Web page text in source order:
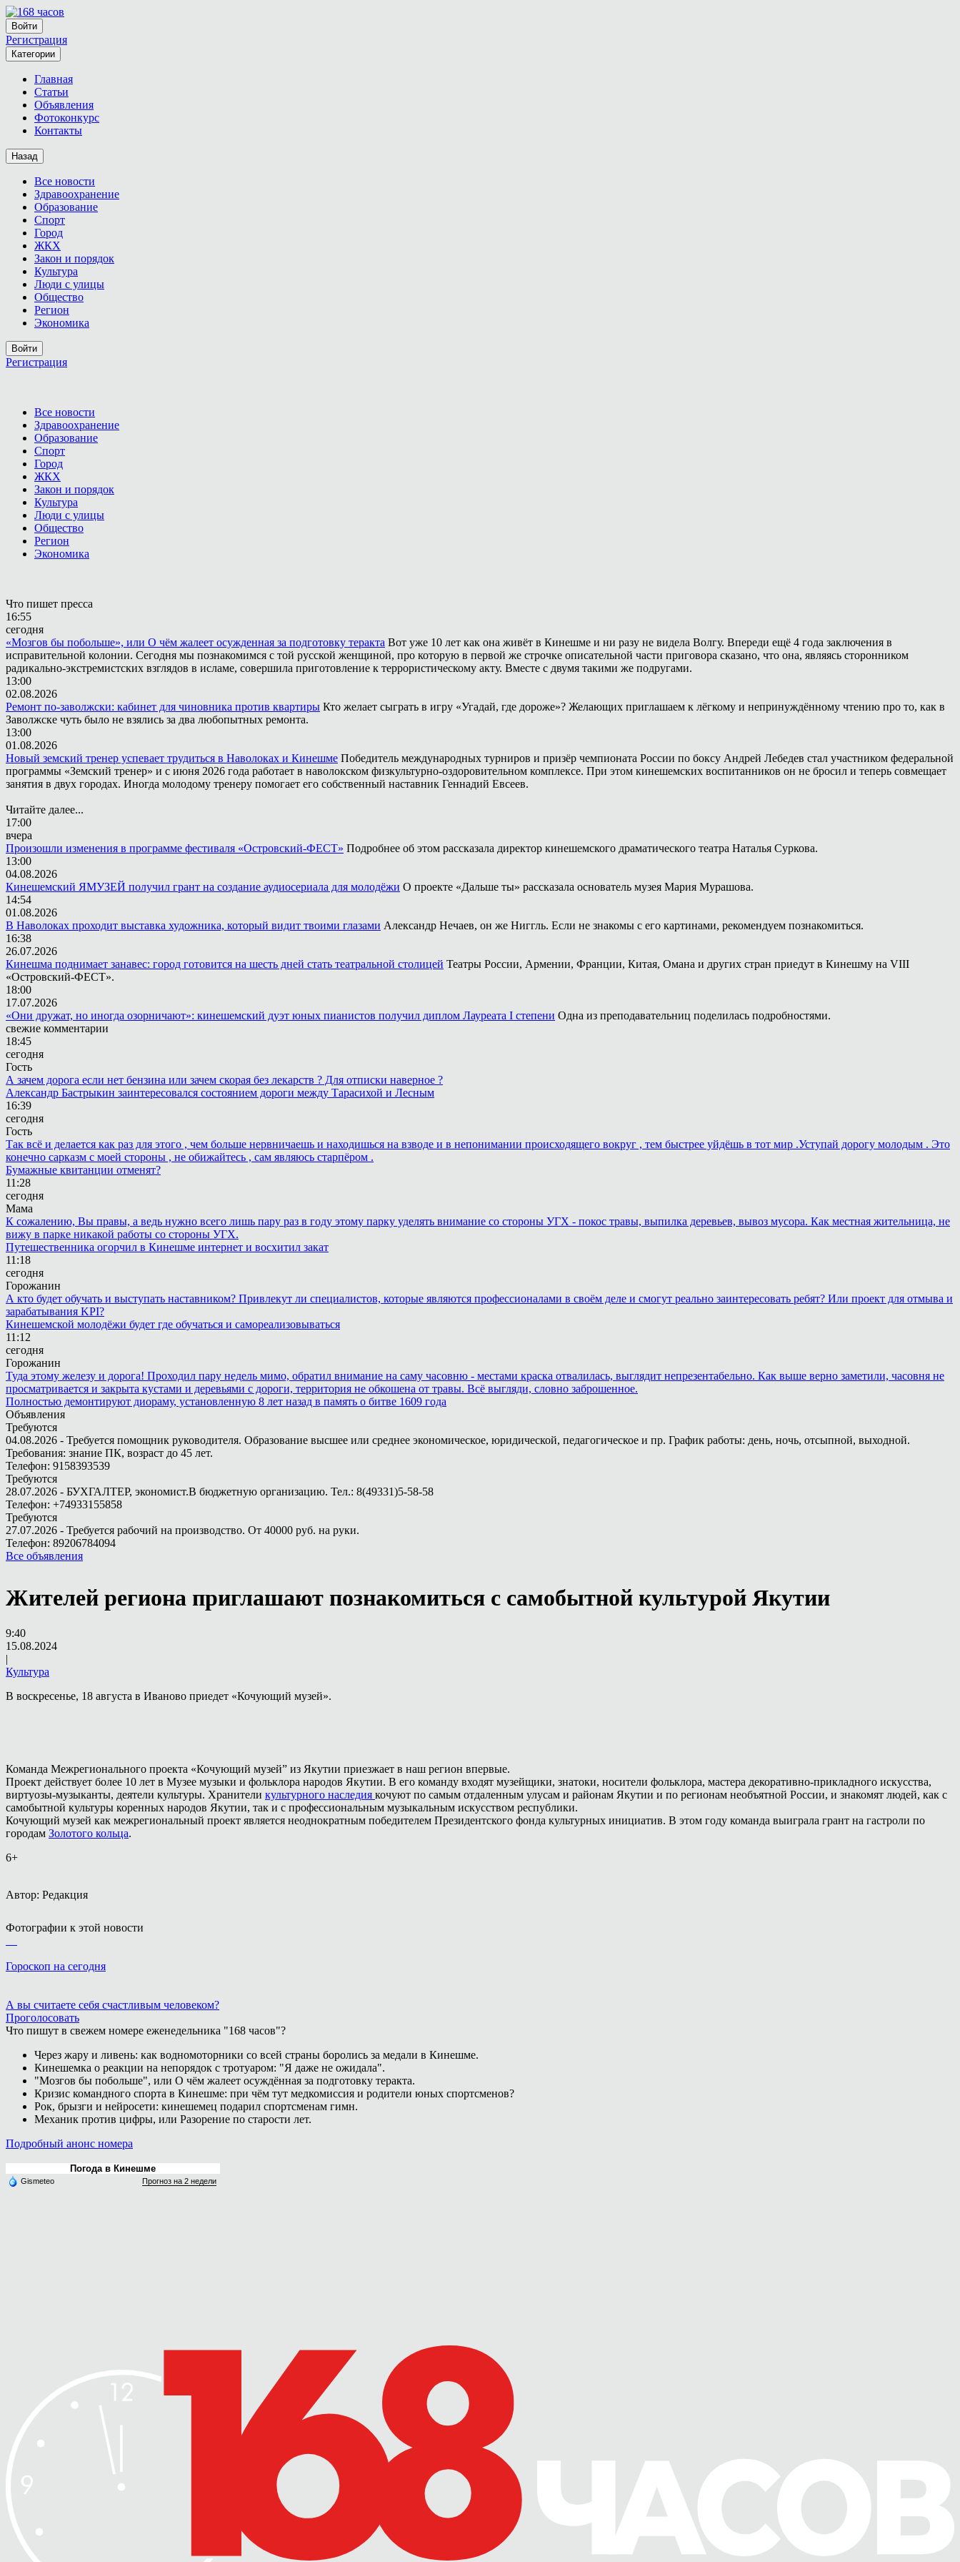
Войти
Регистрация
Категории
Главная
Статьи
Объявления
Фотоконкурс
Контакты
Назад
Все новости
Здравоохранение
Образование
Спорт
Город
ЖКХ
Закон и порядок
Культура
Люди с улицы
Общество
Регион
Экономика
Войти
Регистрация
Все новости
Здравоохранение
Образование
Спорт
Город
ЖКХ
Закон и порядок
Культура
Люди с улицы
Общество
Регион
Экономика
Что пишет пресса
16:55
сегодня
«Мозгов бы побольше», или О чём жалеет осужденная за подготовку теракта Вот уже 10 лет как она живёт в Кинешме и ни разу не видела Волгу. Впереди ещё 4 года заключения в
исправительной колонии. Сегодня мы познакомимся с той русской женщиной, про которую в первой же строчке описательной части приговора сказано, что она, являясь сторонником
радикально-экстремистских взглядов в исламе, совершила приготовление к террористическому акту. Вместе с двумя такими же подругами.
13:00
02.08.2026
Ремонт по-заволжски: кабинет для чиновника против квартиры Кто желает сыграть в игру «Угадай, где дороже»? Желающих приглашаем к лёгкому и непринуждённому чтению про то, как в
Заволжске чуть было не взялись за два любопытных ремонта.
13:00
01.08.2026
Новый земский тренер успевает трудиться в Наволоках и Кинешме Победитель международных турниров и призёр чемпионата России по боксу Андрей Лебедев стал участником федеральной
программы «Земский тренер» и с июня 2026 года работает в наволокском физкультурно-оздоровительном комплексе. При этом кинешемских воспитанников он не бросил и теперь совмещает
занятия в двух городах. Иногда молодому тренеру помогает его собственный наставник Геннадий Евсеев.
Читайте далее...
17:00
вчера
Произошли изменения в программе фестиваля «Островский-ФЕСТ» Подробнее об этом рассказала директор кинешемского драматического театра Наталья Суркова.
13:00
04.08.2026
Кинешемский ЯМУЗЕЙ получил грант на создание аудиосериала для молодёжи О проекте «Дальше ты» рассказала основатель музея Мария Мурашова.
14:54
01.08.2026
В Наволоках проходит выставка художника, который видит твоими глазами Александр Нечаев, он же Ниггль. Если не знакомы с его картинами, рекомендуем познакомиться.
16:38
26.07.2026
Кинешма поднимает занавес: город готовится на шесть дней стать театральной столицей Театры России, Армении, Франции, Китая, Омана и других стран приедут в Кинешму на VIII
«Островский-ФЕСТ».
18:00
17.07.2026
«Они дружат, но иногда озорничают»: кинешемский дуэт юных пианистов получил диплом Лауреата I степени Одна из преподавательниц поделилась подробностями.
свежие комментарии
18:45
сегодня
Гость
А зачем дорога если нет бензина или зачем скорая без лекарств ? Для отписки наверное ?
Александр Бастрыкин заинтересовался состоянием дороги между Тарасихой и Лесным
16:39
сегодня
Гость
Так всё и делается как раз для этого , чем больше нервничаешь и находишься на взводе и в непонимании происходящего вокруг , тем быстрее уйдёшь в тот мир .Уступай дорогу молодым . Это
конечно сарказм с моей стороны , не обижайтесь , сам являюсь старпёром .
Бумажные квитанции отменят?
11:28
сегодня
Мама
К сожалению, Вы правы, а ведь нужно всего лишь пару раз в году этому парку уделять внимание со стороны УГХ - покос травы, выпилка деревьев, вывоз мусора. Как местная жительница, не
вижу в парке никакой работы со стороны УГХ.
Путешественника огорчил в Кинешме интернет и восхитил закат
11:18
сегодня
Горожанин
А кто будет обучать и выступать наставником? Привлекут ли специалистов, которые являются профессионалами в своём деле и смогут реально заинтересовать ребят? Или проект для отмыва и
зарабатывания KPI?
Кинешемской молодёжи будет где обучаться и самореализовываться
11:12
сегодня
Горожанин
Туда этому железу и дорога! Проходил пару недель мимо, обратил внимание на саму часовню - местами краска отвалилась, выглядит непрезентабельно. Как выше верно заметили, часовня не
просматривается и закрыта кустами и деревьями с дороги, территория не обкошена от травы. Всё выгляди, словно заброшенное.
Полностью демонтируют диораму, установленную 8 лет назад в память о битве 1609 года
Объявления
Требуются
04.08.2026 - Требуется помощник руководителя. Образование высшее или среднее экономическое, юридической, педагогическое и пр. График работы: день, ночь, отсыпной, выходной.
Требования: знание ПК, возраст до 45 лет.
Телефон: 9158393539
Требуются
28.07.2026 - БУХГАЛТЕР, экономист.В бюджетную организацию. Тел.: 8(49331)5-58-58
Телефон: +74933155858
Требуются
27.07.2026 - Требуется рабочий на производство. От 40000 руб. на руки.
Телефон: 89206784094
Все объявления
Жителей региона приглашают познакомиться с самобытной культурой Якутии
9:40
15.08.2024
|
Культура
В воскресенье, 18 августа в Иваново приедет «Кочующий музей».
Команда Межрегионального проекта «Кочующий музей” из Якутии приезжает в наш регион впервые.
Проект действует более 10 лет в Музее музыки и фольклора народов Якутии. В его команду входят музейщики, знатоки, носители фольклора, мастера декоративно-прикладного искусства,
виртуозы-музыканты, деятели культуры. Хранители культурного наследия кочуют по самым отдаленным улусам и районам Якутии и по регионам необъятной России, и знакомят людей, как с
самобытной культуры коренных народов Якутии, так и с профессиональным музыкальным искусством республики.
Кочующий музей как межрегиональный проект является неоднократным победителем Президентского фонда культурных инициатив. В этом году команда выиграла грант на гастроли по
городам Золотого кольца.
6+
Автор: Редакция
Фотографии к этой новости
Гороскоп на сегодня
А вы считаете себя счастливым человеком?
Проголосовать
Что пишут в свежем номере еженедельника "168 часов"?
Через жару и ливень: как водномоторники со всей страны боролись за медали в Кинешме.
Кинешемка о реакции на непорядок с тротуаром: "Я даже не ожидала".
"Мозгов бы побольше", или О чём жалеет осуждённая за подготовку теракта.
Кризис командного спорта в Кинешме: при чём тут медкомиссия и родители юных спортсменов?
Рок, брызги и нейросети: кинешемец подарил спортсменам гимн.
Механик против цифры, или Разорение по старости лет.
Подробный анонс номера
Погода в Кинешме
Gismeteo Прогноз на 2 недели